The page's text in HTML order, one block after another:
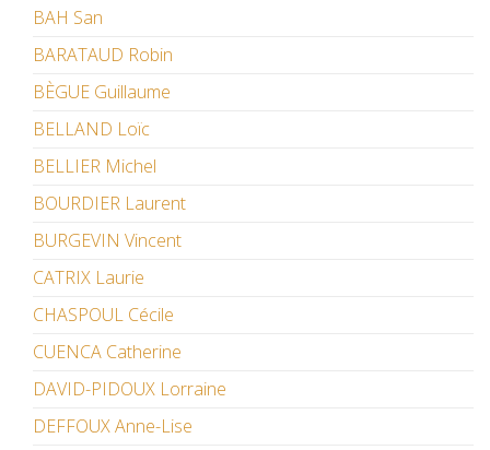
BAH San
BARATAUD Robin
BÈGUE Guillaume
BELLAND Loïc
BELLIER Michel
BOURDIER Laurent
BURGEVIN Vincent
CATRIX Laurie
CHASPOUL Cécile
CUENCA Catherine
DAVID-PIDOUX Lorraine
DEFFOUX Anne-Lise